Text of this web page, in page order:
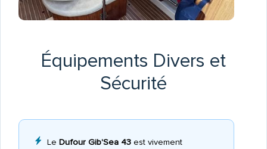
Équipements Divers et
Sécurité
Le Dufour Gib'Sea 43est vivement